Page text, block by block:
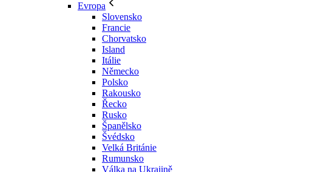
Evropa
Slovensko
Francie
Chorvatsko
Island
Itálie
Německo
Polsko
Rakousko
Řecko
Rusko
Španělsko
Švédsko
Velká Británie
Rumunsko
Válka na Ukrajině